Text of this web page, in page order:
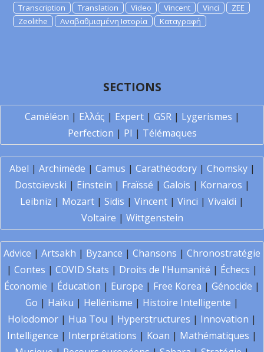
Transcription
Translation Video Vincent Vinci
ZEE
Zeolithe
Αναβαθμισμένη Ιστορία Καταγραφή
SECTIONS
Caméléon | Ελλάς | Expert| GSR| Lygerismes |
Perfection | PI | Télémaques
Abel | Archimède | Camus | Carathéodory| Chomsky|
Dostoïevski | Einstein | Fraïssé | Galois | Kornaros |
Leibniz | Mozart | Sidis | Vincent | Vinci | Vivaldi |
Voltaire | Wittgenstein
Advice | Artsakh | Byzance | Chansons | Chronostratégie
| Contes | COVID Stats | Droits de l'Humanité | Échecs |
Économie | Éducation | Europe | Free Korea | Génocide |
Go | Haïku | Hellénisme | Histoire Intelligente |
Holodomor | Hua Tou | Hyperstructures | Innovation |
Intelligence | Interprétations | Koan | Mathématiques |